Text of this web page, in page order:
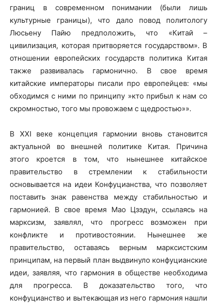
границ в современном понимании (были лишь
культурные границы), что дало повод политологу
Люсьену Пайю предположить, что «Китай –
цивилизация, которая притворяется государством». В
отношении европейских государств политика Китая
также развивалась гармонично. В свое время
китайские императоры писали про европейцев: «мы
обходимся с ними по принципу »кто прибыл к нам со
скромностью, того мы провожаем с щедростью»».
В ХХI веке концепция гармонии вновь становится
актуальной во внешней политике Китая. Причина
этого кроется в том, что нынешнее китайское
правительство в стремлении к стабильности
основывается на идеи Конфуцианства, что позволяет
поставить знак равенства между стабильностью и
гармонией. В свое время Мао Цзэдун, ссылаясь на
марксизм, заявлял, что прогресс возможен при
конфликте и противостоянии. Нынешнее же
правительство, оставаясь верным марксистским
принципам, на первый план выдвинуло конфуцианские
идеи, заявляя, что гармония в обществе необходима
для прогресса. В доказательство того, что
конфуцианство и вытекающая из него гармония нашли